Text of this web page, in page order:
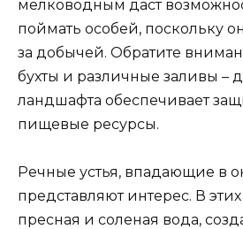
мелководным даст
поймать особей, поскольку
за добычей. Обратите
бухты и различные заливы –
ландшафта обеспечивает
пищевые ресурсы.
Речные устья, впадающие в
представляют интерес. В
пресная и соленая вода,